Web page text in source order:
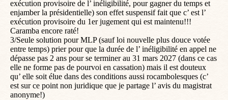
exécution provisoire de l’ inéligibilité, pour gagner du temps et
enjamber la présidentielle) son effet suspensif fait que c’ est l’
exécution provisoire du 1er jugement qui est maintenu!!!
Caramba encore raté!
3/Seule solution pour MLP (sauf loi nouvelle plus douce votée
entre temps) prier pour que la durée de l’ inéligibilité en appel ne
dépasse pas 2 ans pour se terminer au 31 mars 2027 (dans ce cas
elle ne forme pas de pourvoi en cassation) mais il est douteux
qu’ elle soit élue dans des conditions aussi rocambolesques (c’
est sur ce point non juridique que je partage l’ avis du magistrat
anonyme!)